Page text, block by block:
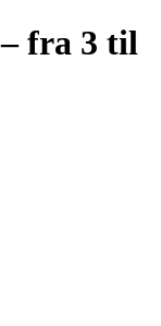
fra 3 til